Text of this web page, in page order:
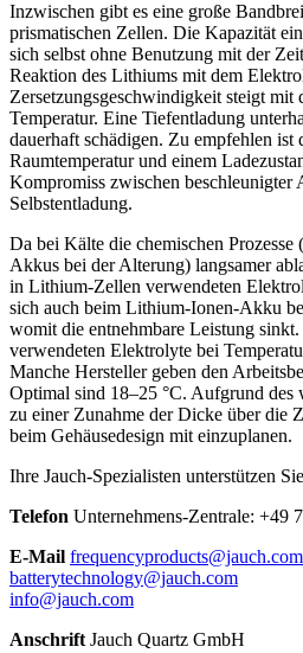
Inzwischen gibt es eine große
prismatischen Zellen. Die Kapazität
sich selbst ohne Benutzung mit der
Reaktion des Lithiums mit dem
Zersetzungsgeschwindigkeit steigt mit
Temperatur. Eine Tiefentladung
dauerhaft schädigen. Zu empfehlen ist
Raumtemperatur und einem
Kompromiss zwischen beschleunigter
Selbstentladung.
Da bei Kälte die chemischen Prozesse
Akkus bei der Alterung) langsamer
in Lithium-Zellen verwendeten
sich auch beim Lithium-Ionen-Akku
womit die entnehmbare Leistung
verwendeten Elektrolyte bei
Manche Hersteller geben den
Optimal sind 18–25 °C. Aufgrund des
zu einer Zunahme der Dicke über die
beim Gehäusedesign mit einzuplanen.
Ihre Jauch-Spezialisten unterstützen
Telefon Unternehmens-Zentrale: +49
E-Mail frequencyproducts@jauch.com
batterytechnology@jauch.com
info@jauch.com
Anschrift Jauch Quartz GmbH